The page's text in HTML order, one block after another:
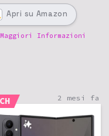
Apri su Amazon
Maggiori Informazioni
2 mesi fa